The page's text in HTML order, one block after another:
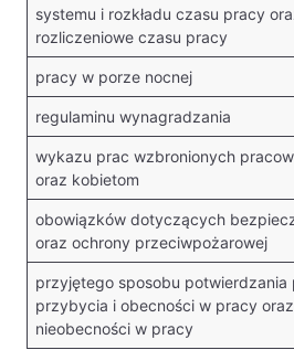
systemu i rozkładu czasu pracy
rozliczeniowe czasu pracy
pracy w porze nocnej
regulaminu wynagradzania
wykazu prac wzbronionych
oraz kobietom
obowiązków dotyczących
oraz ochrony przeciwpożarowej
przyjętego sposobu
przybycia i obecności w pracy
nieobecności w pracy